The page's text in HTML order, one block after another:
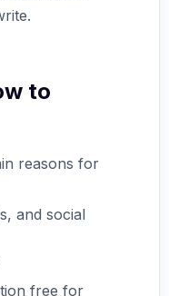
to
reasons for
and social
free for